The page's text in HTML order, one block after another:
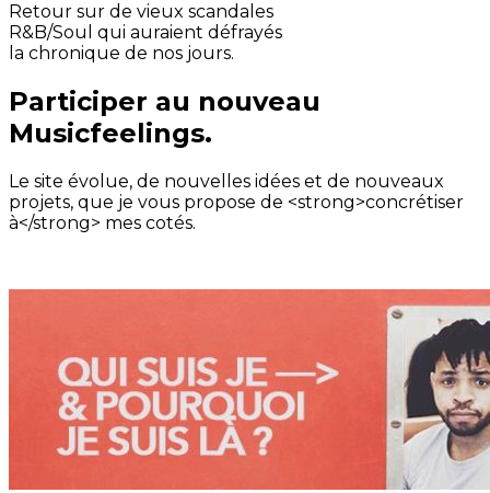
Retour sur de vieux scandales
R&B/Soul qui auraient défrayés
la chronique de nos jours.
Participer au nouveau
Musicfeelings.
Le site évolue, de nouvelles idées et de nouveaux
projets, que je vous propose de <strong>concrétiser
à</strong> mes cotés.